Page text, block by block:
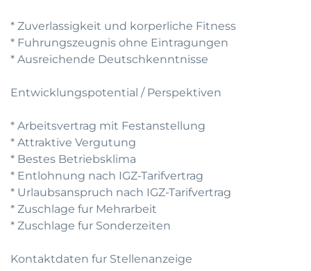
* Zuverlassigkeit und korperliche Fitness
* Fuhrungszeugnis ohne Eintragungen
* Ausreichende Deutschkenntnisse
Entwicklungspotential / Perspektiven
* Arbeitsvertrag mit Festanstellung
* Attraktive Vergutung
* Bestes Betriebsklima
* Entlohnung nach IGZ-Tarifvertrag
* Urlaubsanspruch nach IGZ-Tarifvertrag
* Zuschlage fur Mehrarbeit
* Zuschlage fur Sonderzeiten
Kontaktdaten fur Stellenanzeige